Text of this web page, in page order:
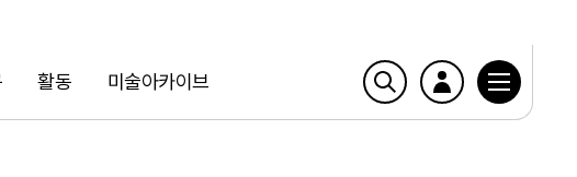
활동 미술아카이브